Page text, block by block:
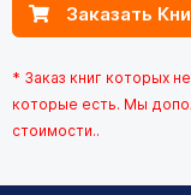
Заказать
* Заказ книг которых
которые есть. Мы
стоимости..